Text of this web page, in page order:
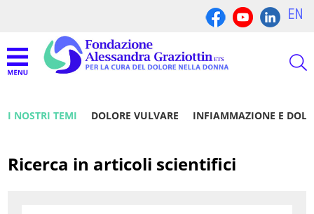
EN
I NOSTRI TEMI DOLORE VULVARE INFIAMMAZIONE E
Ricerca in articoli scientifici